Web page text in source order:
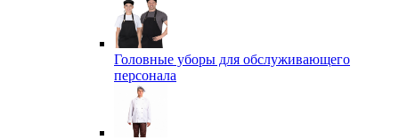
Головные уборы для обслуживающего
персонала